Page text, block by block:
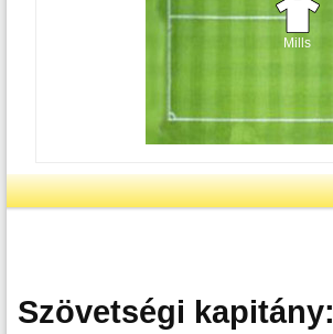
Mills
Szövetségi kapitány: